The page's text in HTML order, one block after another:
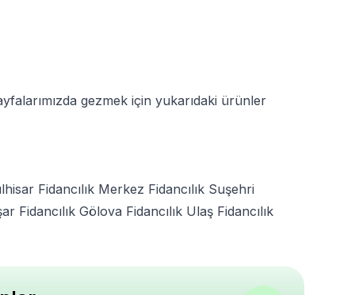
gezmek için yukarıdaki ürünler
Fidancılık Merkez Fidancılık Suşehri
Fidancılık Gölova Fidancılık Ulaş Fidancılık